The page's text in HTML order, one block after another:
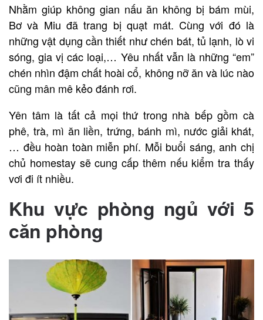
Nhằm giúp không gian nấu ăn không bị bám mùi,
Bơ và Miu đã trang bị quạt mát. Cùng với đó là
những vật dụng cần thiết như chén bát, tủ lạnh, lò vi
sóng, gia vị các loại,… Yêu nhất vẫn là những “em”
chén nhìn đậm chất hoài cổ, không nỡ ăn và lúc nào
cũng mân mê kẻo đánh rơi.
Yên tâm là tất cả mọi thứ trong nhà bếp gồm cà
phê, trà, mì ăn liền, trứng, bánh mì, nước giải khát,
… đều hoàn toàn miễn phí. Mỗi buổi sáng, anh chị
chủ homestay sẽ cung cấp thêm nếu kiểm tra thấy
vơi đi ít nhiều.
Khu vực phòng ngủ với 5
căn phòng